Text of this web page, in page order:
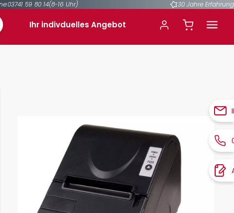
03741 59 80 14(8-16 Uhr) 30 Jahre Erfahrung
Ihr indivduelles Angebot